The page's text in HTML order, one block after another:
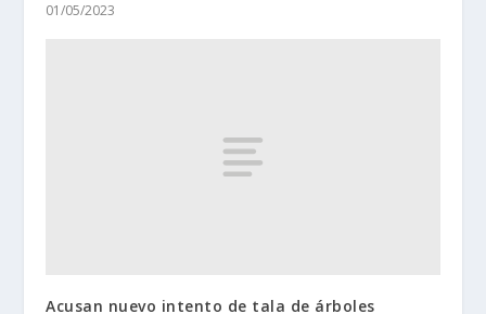
01/05/2023
Acusan nuevo intento de tala de árboles